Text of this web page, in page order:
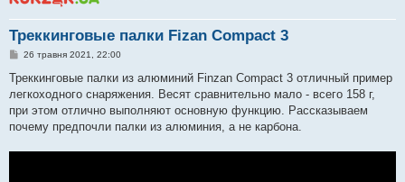
Треккинговые палки Fizan Compact 3
П
в
д
о
л
н
26 травня 2021, 22:00
Треккинговые палки из алюминий Finzan Compact 3 отличный пример
легкоходного снаряжения. Весят сравнительно мало - всего 158 г,
при этом отлично выполняют основную функцию. Рассказываем
почему предпочли палки из алюминия, а не карбона.